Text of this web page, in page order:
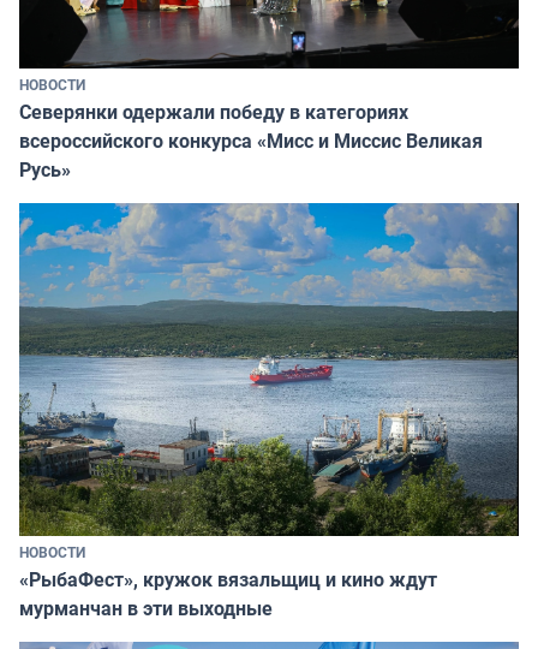
НОВОСТИ
Северянки одержали победу в категориях
всероссийского конкурса «Мисс и Миссис Великая
Русь»
НОВОСТИ
«РыбаФест», кружок вязальщиц и кино ждут
мурманчан в эти выходные